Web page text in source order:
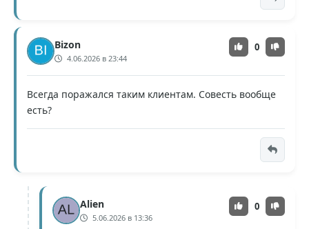
Bizon
4.06.2026 в 23:44
0
Всегда поражался таким клиентам. Совесть вообще
есть?
Alien
5.06.2026 в 13:36
0